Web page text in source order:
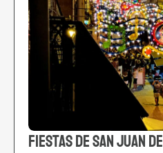
Fiestas de San Juan